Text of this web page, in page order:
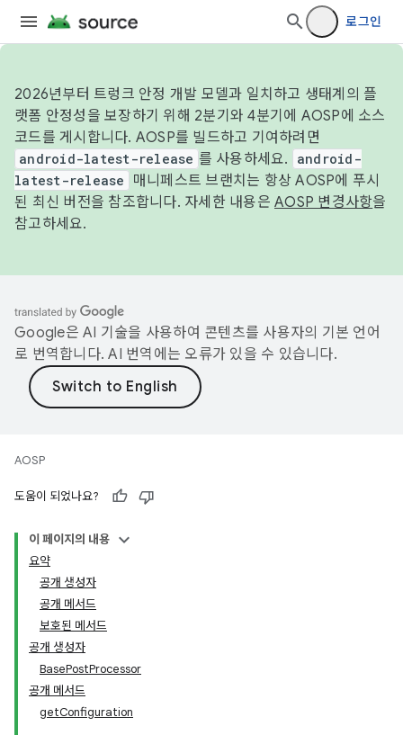
로그인
2026년부터 트렁크 안정 개발 모델과 일치하고 생태계의 플
랫폼 안정성을 보장하기 위해 2분기와 4분기에 AOSP에 소스
코드를 게시합니다. AOSP를 빌드하고 기여하려면
android-latest-release 를 사용하세요.
android-
latest-release
매니페스트 브랜치는 항상 AOSP에 푸시
된 최신 버전을 참조합니다. 자세한 내용은 AOSP 변경사항을
참고하세요.
Google은 AI 기술을 사용하여 콘텐츠를 사용자의 기본 언어
로 번역합니다. AI 번역에는 오류가 있을 수 있습니다.
AOSP
도움이 되었나요?
이 페이지의 내용
요약
공개 생성자
공개 메서드
보호된 메서드
공개 생성자
BasePostProcessor
공개 메서드
getConfiguration